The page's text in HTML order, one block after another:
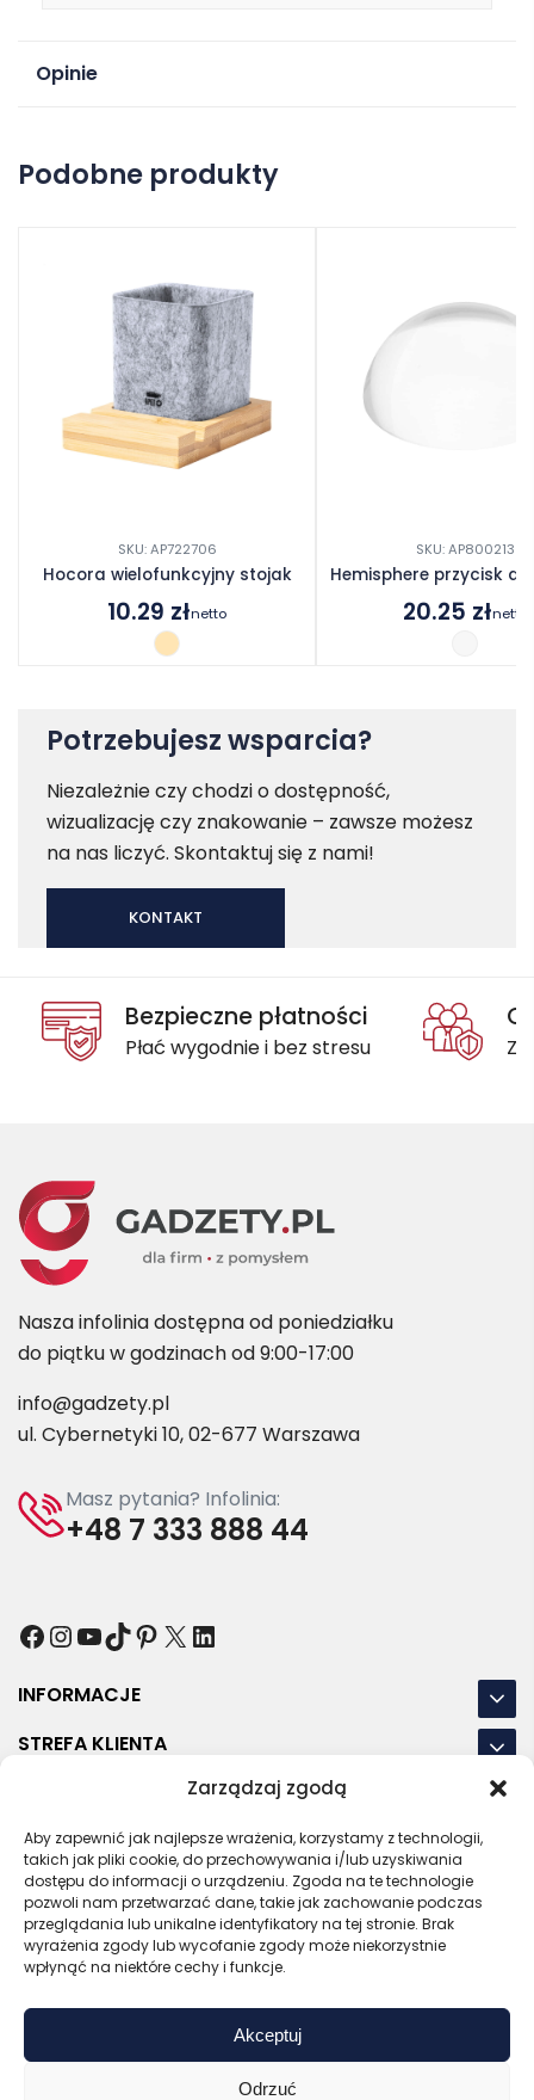
Zarządzaj zgodą
Aby zapewnić jak najlepsze wrażenia, korzystamy z technologii,
takich jak pliki cookie, do przechowywania i/lub uzyskiwania
dostępu do informacji o urządzeniu. Zgoda na te technologie
pozwoli nam przetwarzać dane, takie jak zachowanie podczas
przeglądania lub unikalne identyfikatory na tej stronie. Brak
wyrażenia zgody lub wycofanie zgody może niekorzystnie
wpłynąć na niektóre cechy i funkcje.
Akceptuj
Odrzuć
Opinie
Podobne produkty
SKU: AP722706
Hocora wielofunkcyjny stojak
10.29 złnetto
SKU: AP800213
Hemisphere przycisk
20.25 złnetto
Potrzebujesz wsparcia?
Niezależnie czy chodzi o dostępność,
wizualizację czy znakowanie – zawsze możesz
na nas liczyć. Skontaktuj się z nami!
KONTAKT
Bezpieczne płatności
Płać wygodnie i bez stresu
Nasza infolinia dostępna od poniedziałku
do piątku w godzinach od 9:00-17:00
info@gadzety.pl
ul. Cybernetyki 10, 02-677 Warszawa
Masz pytania? Infolinia:
+48 7 333 888 44
Facebook
Instagram
YouTube
TikTok
Pinterest
X LinkedIn
INFORMACJE
STREFA KLIENTA
NASZE LOKALIZACJE
OSTATNIE POSTY
RODOREGULAMINPOLITYKA PRYWATNOŚCI
Certyfikat SSL
Zaufany sprzedawca
Sprawdź opinie